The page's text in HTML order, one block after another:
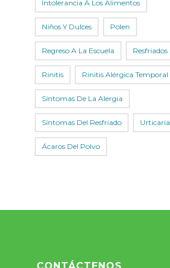
Intolerancia A Los Alimentos
Niños Y Dulces Polen
Regreso A La Escuela Resfriados
Rinitis Rinitis Alérgica Temporal
Síntomas De La Alergia
Síntomas Del Resfriado Urticaria
Ácaros Del Polvo